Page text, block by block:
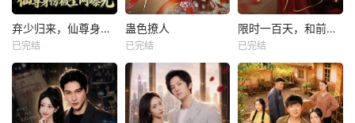
弃少归来，仙尊身份被全网曝光
已完结
蛊色撩人
已完结
限时一百天，和前夫谈恋爱
已完结